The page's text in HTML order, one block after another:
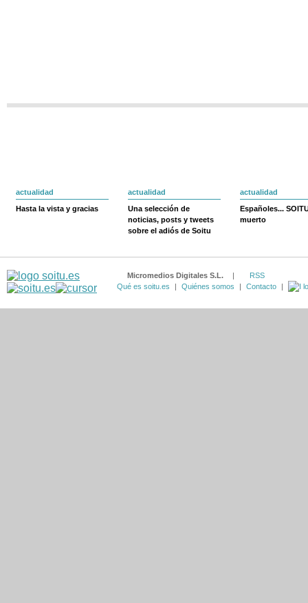
actualidad
Hasta la vista y gracias
actualidad
Una selección de
noticias, posts y tweets
sobre el adiós de Soitu
actualidad
Españoles...
muerto
Micromedios Digitales S.L. |
RSS
Qué es soitu.es
| Quiénes somos | Contacto |